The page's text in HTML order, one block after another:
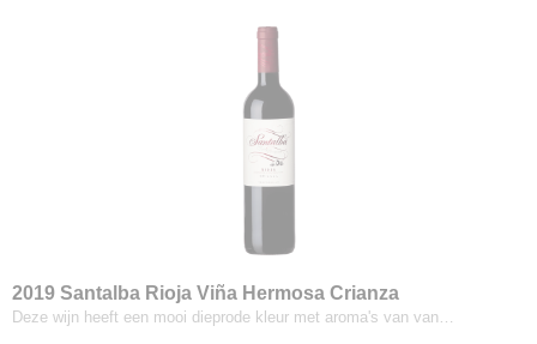
2019 Santalba Rioja Viña Hermosa Crianza
Deze wijn heeft een mooi dieprode kleur met aroma's van van…